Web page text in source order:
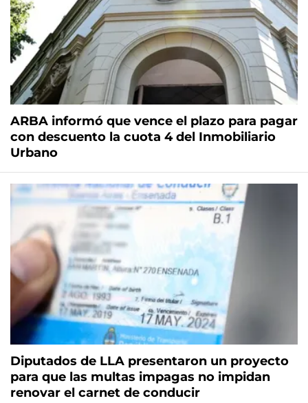
ARBA informó que vence el plazo para pagar
con descuento la cuota 4 del Inmobiliario
Urbano
Diputados de LLA presentaron un proyecto
para que las multas impagas no impidan
renovar el carnet de conducir